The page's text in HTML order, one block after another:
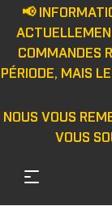
📢
COMMANDES
PÉRIODE, MAIS
NOUS VOUS
VOUS